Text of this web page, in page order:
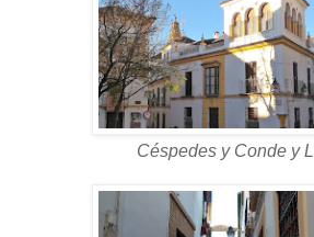
Céspedes y Conde y